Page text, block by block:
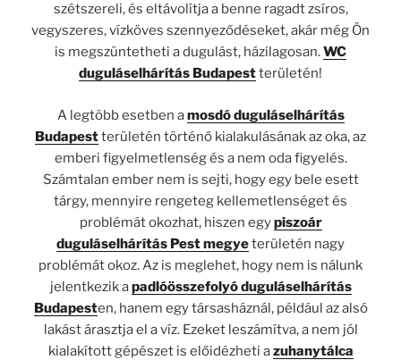
szétszereli, és eltávolítja a benne ragadt zsíros,
vegyszeres, vízköves szennyeződéseket, akár még Ön
is megszüntetheti a dugulást, házilagosan.WC
duguláselhárítás Budapestterületén!
A legtöbb esetben amosdó duguláselhárítás
Budapestterületén történő kialakulásának az oka, az
emberi figyelmetlenség és a nem oda figyelés.
Számtalan ember nem is sejti, hogy egy bele esett
tárgy, mennyire rengeteg kellemetlenséget és
problémát okozhat, hiszen egypiszoár
duguláselhárítás Pest megyeterületén nagy
problémát okoz. Az is meglehet, hogy nem is nálunk
jelentkezik apadlóösszefolyó duguláselhárítás
Budapesten, hanem egy társasháznál, például az alsó
lakást árasztja el a víz. Ezeket leszámítva, a nem jól
kialakított gépészet is előidézheti azuhanytálca